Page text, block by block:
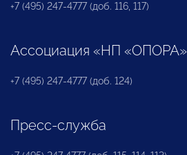
+7 (495) 247-4777 (доб. 116, 117)
Ассоциация «НП «ОПОРА»
+7 (495) 247-4777 (доб. 124)
Пресс-служба